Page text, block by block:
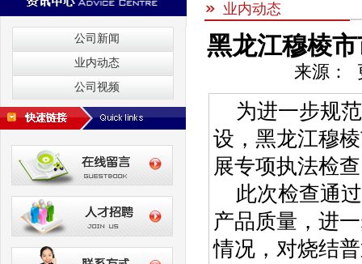
公司新闻
业内动态
公司视频
业内动态
黑龙江穆棱
来源：
为进一步规
设，黑龙江穆
展专项执法检
此次检查通
产品质量，进
情况，对烧结